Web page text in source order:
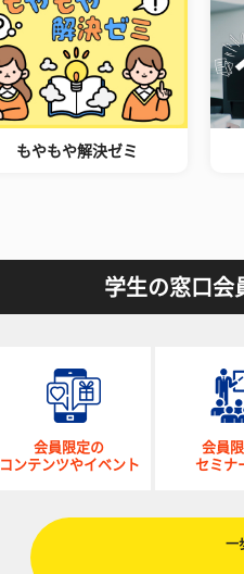
もやもや解決ゼミ
学生の窓口会
会員限定の
コンテンツやイベント
会員
セミナ
一